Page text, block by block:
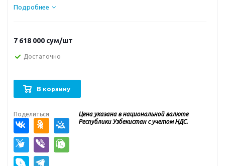
Подробнее
7 618 000 сум/шт
Достаточно
В корзину
Поделиться
Цена указана в национальной валюте
Республики Узбекистан с учетом НДС.